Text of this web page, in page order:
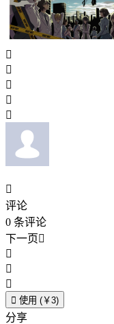






评论
0 条评论
下一页



 使用 (￥3)
分享